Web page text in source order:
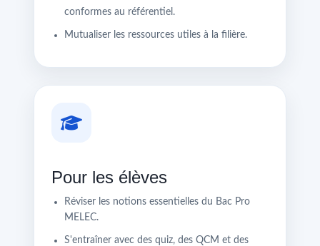
conformes au référentiel.
Mutualiser les ressources utiles à la filière.
Pour les élèves
Réviser les notions essentielles du Bac Pro
MELEC.
S'entraîner avec des quiz, des QCM et des